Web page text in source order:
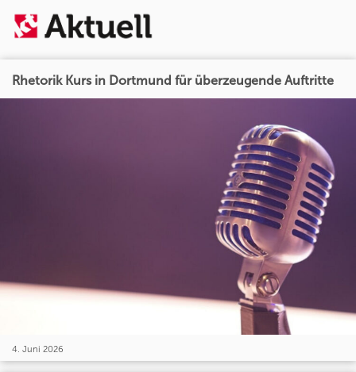
Rhetorik Kurs in Dortmund für überzeugende Auftritte
4. Juni 2026